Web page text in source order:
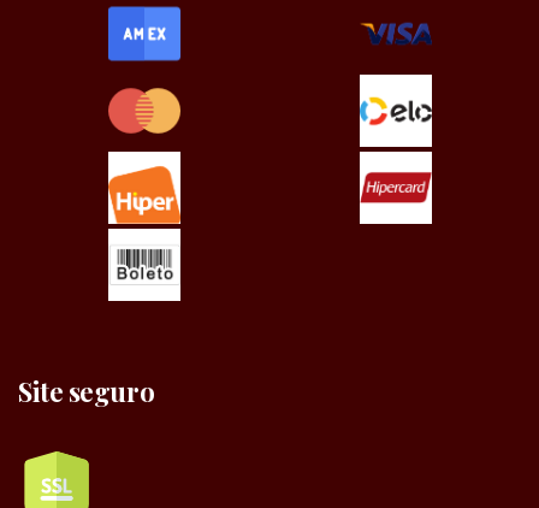
Site seguro